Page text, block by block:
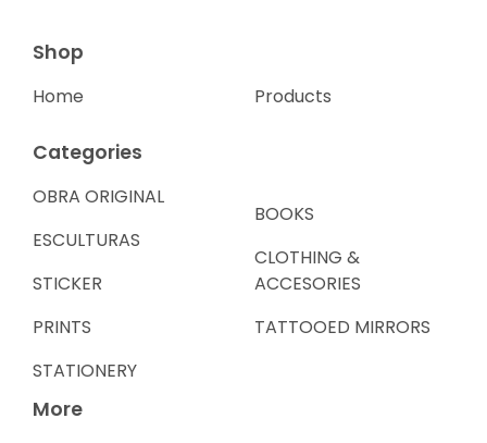
Shop
Home Products
Categories
OBRA ORIGINAL
ESCULTURAS
STICKER
PRINTS
STATIONERY
BOOKS
CLOTHING &
ACCESORIES
TATTOOED MIRRORS
More